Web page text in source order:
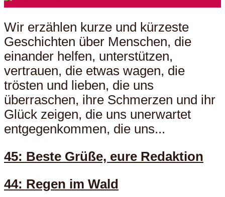
Wir erzählen kurze und kürzeste
Geschichten über Menschen, die
einander helfen, unterstützen,
vertrauen, die etwas wagen, die
trösten und lieben, die uns
überraschen, ihre Schmerzen und ihr
Glück zeigen, die uns unerwartet
entgegenkommen, die uns...
45: Beste Grüße, eure Redaktion
44: Regen im Wald